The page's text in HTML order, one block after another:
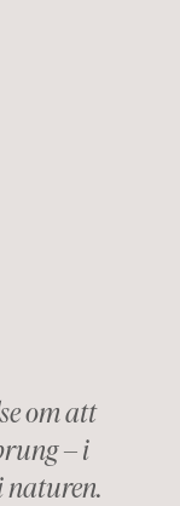
om att
– i
naturen.